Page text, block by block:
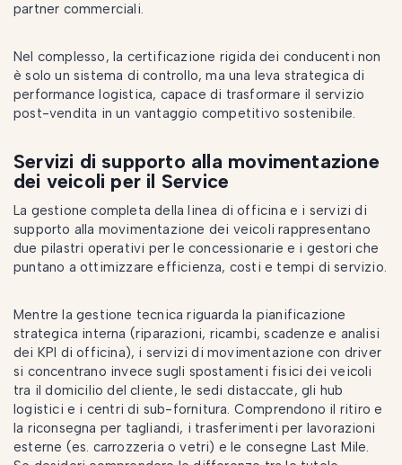
partner commerciali.
Nel complesso, la certificazione rigida dei conducenti non
è solo un sistema di controllo, ma una leva strategica di
performance logistica, capace di trasformare il servizio
post-vendita in un vantaggio competitivo sostenibile.
Servizi di supporto alla movimentazione
dei veicoli per il Service
La gestione completa della linea di officina e i servizi di
supporto alla movimentazione dei veicoli rappresentano
due pilastri operativi per le concessionarie e i gestori che
puntano a ottimizzare efficienza, costi e tempi di servizio.
Mentre la gestione tecnica riguarda la pianificazione
strategica interna (riparazioni, ricambi, scadenze e analisi
dei KPI di officina), i servizi di movimentazione con driver
si concentrano invece sugli spostamenti fisici dei veicoli
tra il domicilio del cliente, le sedi distaccate, gli hub
logistici e i centri di sub-fornitura. Comprendono il ritiro e
la riconsegna per tagliandi, i trasferimenti per lavorazioni
esterne (es. carrozzeria o vetri) e le consegne Last Mile.